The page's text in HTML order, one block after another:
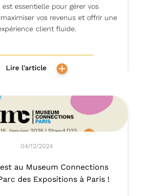
est essentielle pour gérer vos
vos revenus et offrir une
client fluide.
Lire l'article
04/12/2024
au Museum Connections
des Expositions à Paris !